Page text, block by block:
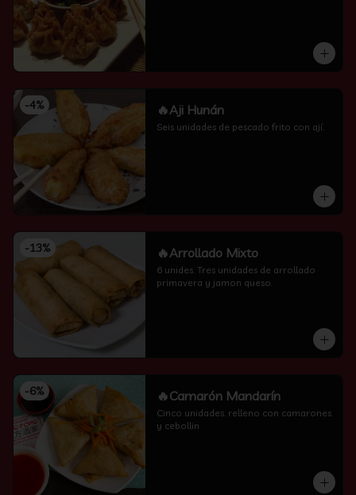
-4% 🔥Aji Hunán
Seis unidades de pescado frito con ají.
-13% 🔥Arrollado Mixto
6 unides. Tres unidades de arrollado
primavera y jamon queso.
-6% 🔥Camarón Mandarín
Cinco unidades. relleno con camarones
y cebollin